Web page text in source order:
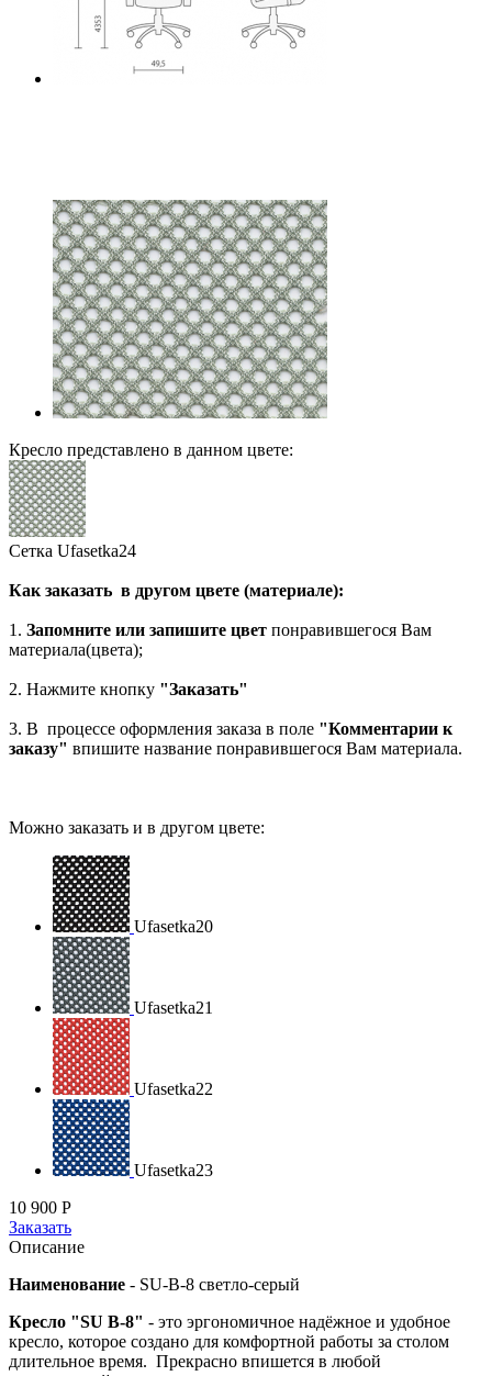
Кресло представлено в данном цвете:
Сетка Ufasetka24
Как заказать в другом цвете (материале):
1. Запомните или запишите цвет понравившегося Вам
материала(цвета);
2. Нажмите кнопку "Заказать"
3. В процессе оформления заказа в поле "Комментарии к
заказу" впишите название понравившегося Вам материала.
Можно заказать и в другом цвете:
Ufasetka20
Ufasetka21
Ufasetka22
Ufasetka23
10 900 Р
Заказать
Описание
Наименование - SU-B-8 светло-серый
Кресло "SU B-8" - это эргономичное надёжное и удобное
кресло, которое создано для комфортной работы за столом
длительное время. Прекрасно впишется в любой